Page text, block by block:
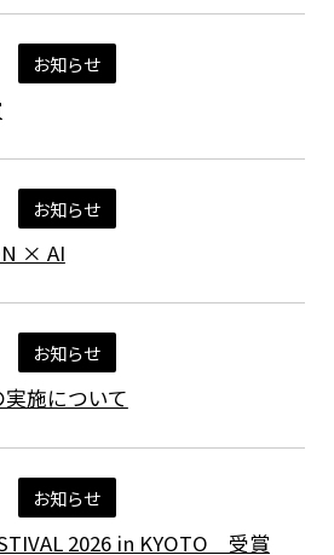
お知らせ
お知らせ
× AI
お知らせ
施について
お知らせ
2026 in KYOTO 受賞